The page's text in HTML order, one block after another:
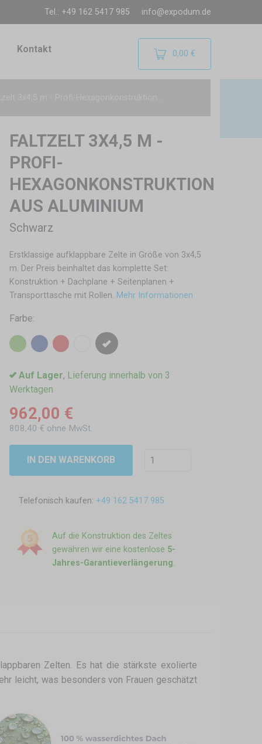
Tel.: +49 162 5417 985 info@expodum.de
Kontakt 0,00 €
FALTZELT 3X4,5 M -
PROFI-
HEXAGONKONSTRUKTION
AUS ALUMINIUM
Schwarz
Erstklassige aufklappbare Zelte in Größe von 3x4,5
m. Der Preis beinhaltet das komplette Set:
Konstruktion + Dachplane + Seitenplanen +
Transporttasche mit Rollen. Mehr Informationen
Farbe:
Auf Lager, Lieferung innerhalb von 3
Werktagen
962,00 €
808,40 € ohne MwSt.
IN DEN WARENKORB
Telefonisch kaufen: +49 162 5417 985
Auf die Konstruktion des Zeltes
gewähren wir eine kostenlose 5-
Jahres-Garantieverlängerung.
Zelten. Es hat die stärkste exolierte
leicht, was besonders von Frauen geschätzt